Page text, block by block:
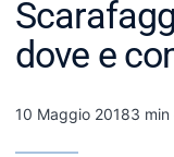
dove e
10 Maggio 20183